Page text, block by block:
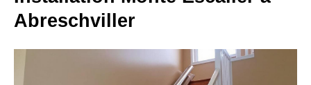
Abreschviller